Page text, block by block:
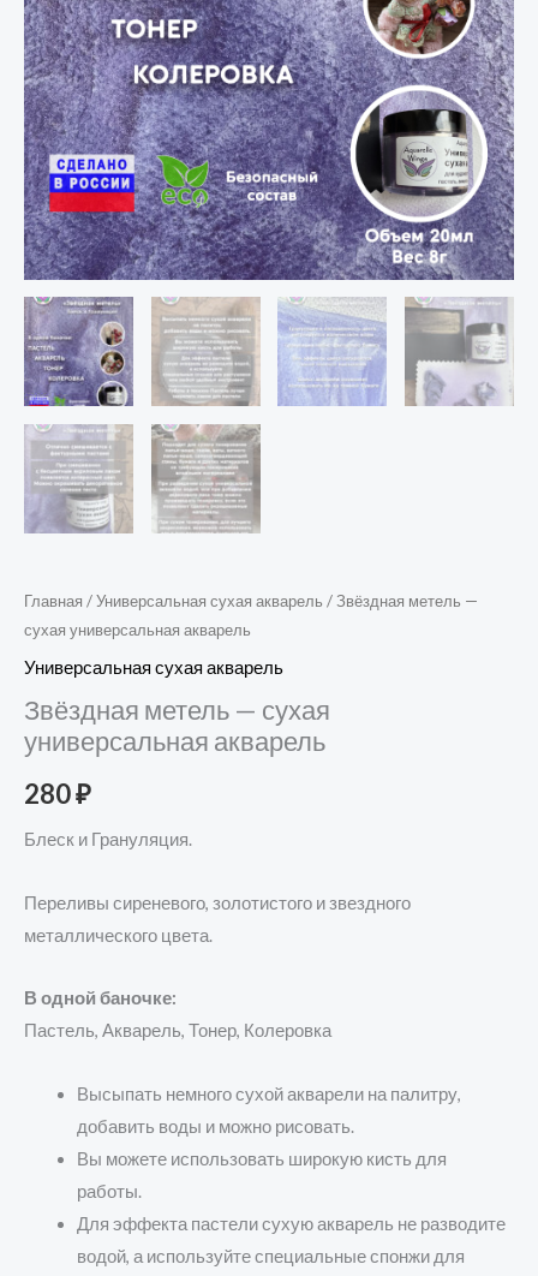
Главная /Универсальная сухая акварель / Звёздная метель —
сухая универсальная акварель
Универсальная сухая акварель
Звёздная метель — сухая
универсальная акварель
280₽
Блеск и Грануляция.
Переливы сиреневого, золотистого и звездного
металлического цвета.
В одной баночке:
Пастель, Акварель, Тонер, Колеровка
Высыпать немного сухой акварели на палитру,
добавить воды и можно рисовать.
Вы можете использовать широкую кисть для
работы.
Для эффекта пастели сухую акварель не разводите
водой, а используйте специальные спонжи для